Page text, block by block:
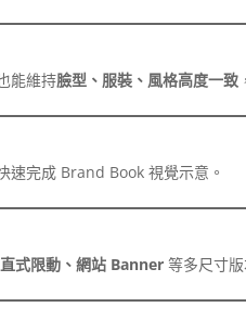
能維持臉型、服裝、風格高度一致
速完成 Brand Book 視覺示意。
式限動、網站 Banner 等多尺寸版